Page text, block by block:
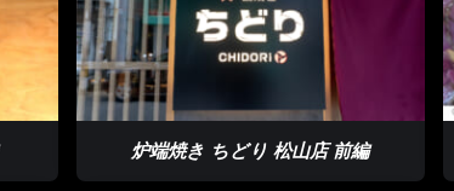
炉端焼き ちどり 松山店 前編